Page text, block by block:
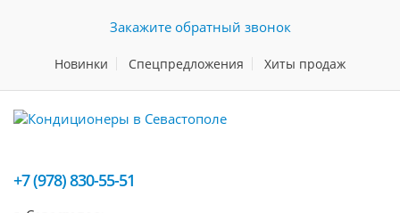
Закажите обратный звонок
Новинки Спецпредложения Хиты продаж
+7 (978) 830-55-51